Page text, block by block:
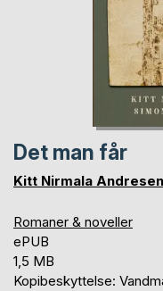
Det man får
Kitt Nirmala Andresen
Romaner & noveller
ePUB
1,5 MB
Kopibeskyttelse: